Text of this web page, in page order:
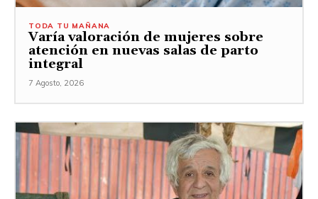
TODA TU MAÑANA
Varía valoración de mujeres sobre
atención en nuevas salas de parto
integral
7 Agosto, 2026